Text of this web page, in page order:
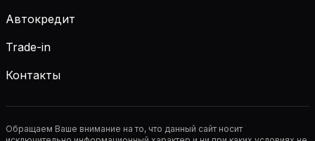
Автокредит
Trade-in
Контакты
Обращаем Ваше внимание на то, что данный сайт носит